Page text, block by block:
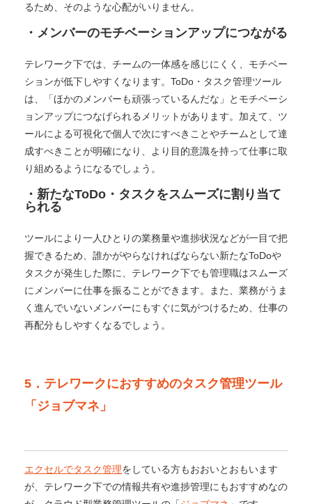
るため、そのような心配がいりません。
・メンバーのモチベーションアップにつながる
テレワーク下では、チームの一体感を感じにくく、モチベー
ションが低下しやすくなります。ToDo・タスク管理ツール
は、「ほかのメンバーも頑張っているんだな」とモチベーシ
ョンアップにつなげられるメリットがあります。加えて、ツ
ールによる可視化で個人で次にすべきことやチームとして達
成すべきことが明確になり、より目的意識を持って仕事に取
り組めるようになるでしょう。
・新たなToDo・タスクをスムーズに割り当て
られる
ツールにより一人ひとりの業務量や進捗状況などが一目で把
握できるため、誰かがやらなければならない新たなToDoや
タスクが発生した際に、テレワーク下でも管理職はスムーズ
にメンバーに仕事を振ることができます。また、業務がうま
く進んでいないメンバーにもすぐに気がつけるため、仕事の
再配分もしやすくなるでしょう。
5．テレワークにおすすめのタスク管理ツール
「ジョブマネ」
エクセルでタスク管理をしている方もおおいとおもいます
が、テレワーク下での情報共有や進捗管理にもおすすめなの